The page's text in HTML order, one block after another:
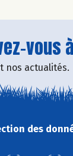
vous
nos actualités.
des